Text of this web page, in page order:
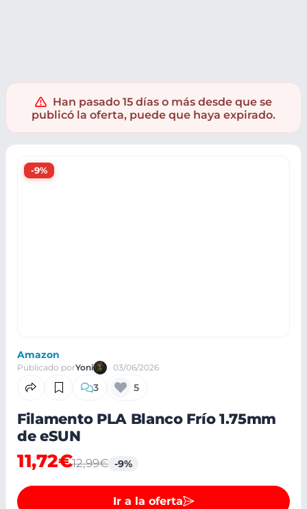
Han pasado 15 días o más desde que se
publicó la oferta, puede que haya expirado.
-9%
Amazon
Publicado porYoni 03/06/2026
3 5
Filamento PLA Blanco Frío 1.75mm
de eSUN
11,72€12,99€ -9%
Ir a la oferta